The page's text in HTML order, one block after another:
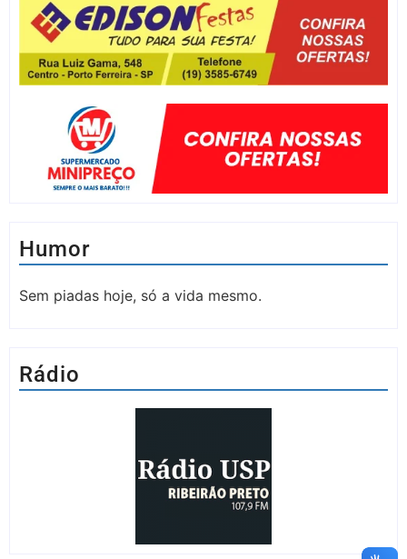
Humor
Sem piadas hoje, só a vida mesmo.
Rádio